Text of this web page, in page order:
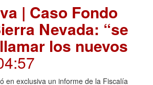
| Caso Fondo
Nevada: “se
los nuevos
en exclusiva un informe de la Fiscalía